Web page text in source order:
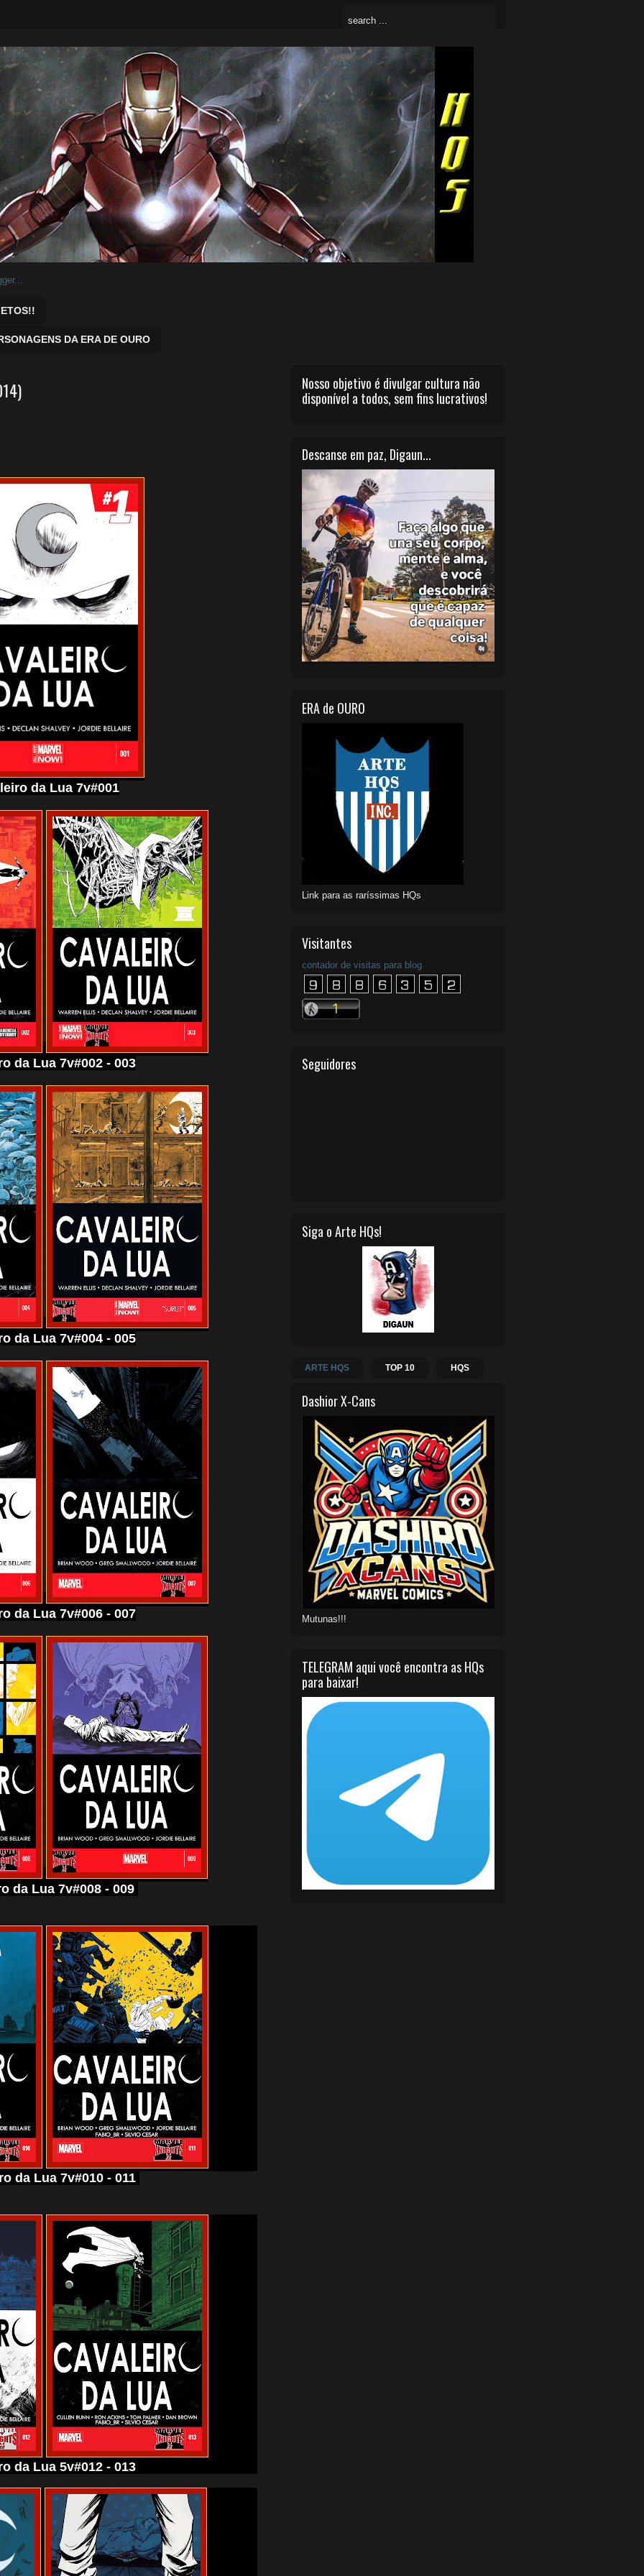
DA ERA DE OURO
da Lua 7v#001
da Lua 7v#002 - 003
da Lua 7v#004 - 005
da Lua 7v#006 - 007
da Lua 7v#008 - 009
da Lua 7v#010 - 011
da Lua 5v#012 - 013
Nosso objetivo é divulgar cultura não
disponível a todos, sem fins lucrativos!
Descanse em paz, Digaun...
ERA de OURO
Link para as raríssimas HQs
Visitantes
contador de visitas para blog
Seguidores
Siga o Arte HQs!
ARTE HQS TOP 10 HQS
Dashior X-Cans
Mutunas!!!
TELEGRAM aqui você encontra as HQs
para baixar!